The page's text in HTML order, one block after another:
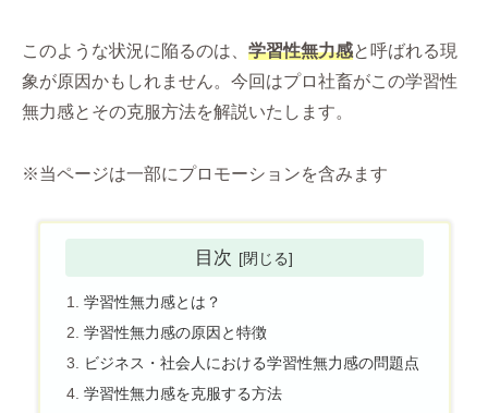
このような状況に陥るのは、 学習性無力感と呼ばれる現
象が原因かもしれません。今回はプロ社畜がこの学習性
無力感とその克服方法を解説いたします。
※当ページは一部にプロモーションを含みます
目次
学習性無力感とは？
学習性無力感の原因と特徴
ビジネス・社会人における学習性無力感の問題点
学習性無力感を克服する方法